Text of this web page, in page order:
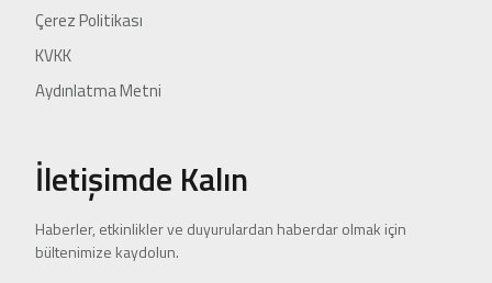
Çerez Politikası
KVKK
Aydınlatma Metni
İletişimde Kalın
Haberler, etkinlikler ve duyurulardan haberdar olmak için
bültenimize kaydolun.